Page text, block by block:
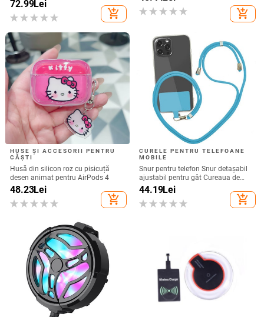
microfon electric, port C, căști cu fir,
cască
72.99Lei
add_shopping_cart add_shopping_cart
HUSE ȘI ACCESORII PENTRU
CĂȘTI
Husă din silicon roz cu pisicuță
desen animat pentru AirPods 4
48.23Lei
add_shopping_cart
CURELE PENTRU TELEFOANE
MOBILE
Snur pentru telefon Snur detașabil
ajustabil pentru gât Cureaua de
șnur pentru accesorii pentru telefon
mobil Snur pentru telefon mobil
Curele universale pentru gât
44.19Lei
add_shopping_cart